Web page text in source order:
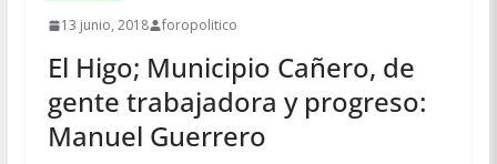
13 junio, 2018 foropolitico
El Higo; Municipio Cañero, de
gente trabajadora y progreso:
Manuel Guerrero